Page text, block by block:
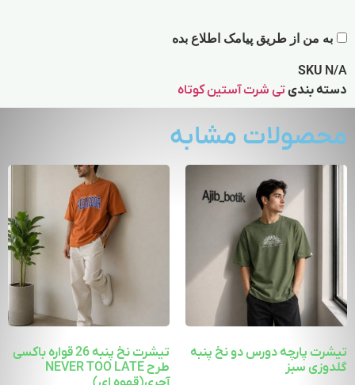
به من از طریق پیامک اطلاع بده
SKU N/A
دسته بندیتی شرت آستین کوتاه
محصولات مشابه
تیشرت پارچه دورس دو نخ پنبه
گلدوزی سبز
تیشرت نخ پنبه 26 قواره باکسی
طرح NEVER TOO LATE